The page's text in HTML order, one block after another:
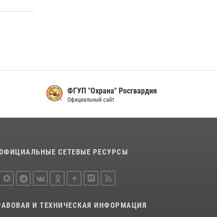
краю.
10 июля 2026, 06:21
ФГУП "Охрана" Росгвардия
Официальный сайт
СЕТЕВЫЕ РЕСУРСЫ
И ТЕХНИЧЕСКАЯ ИНФОРМАЦИЯ